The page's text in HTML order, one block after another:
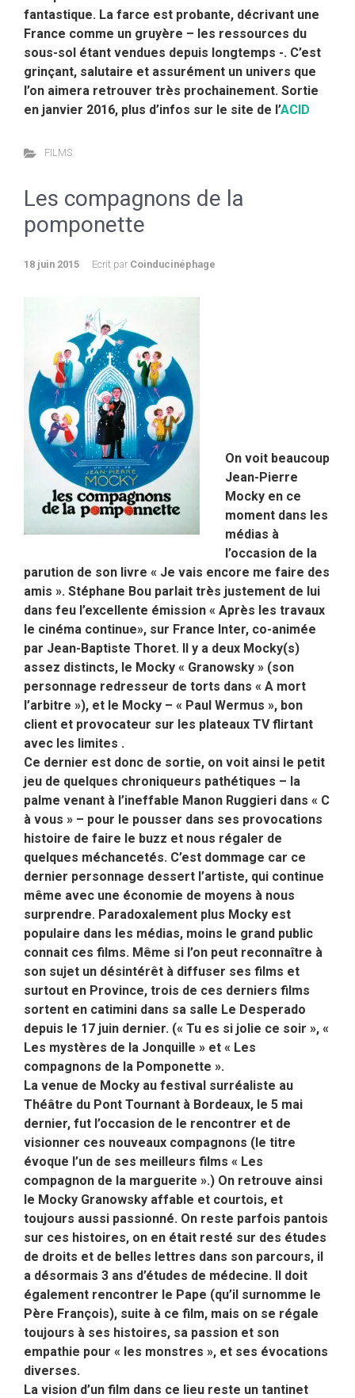
fantastique. La farce est probante, décrivant une
France comme un gruyère – les ressources du
sous-sol étant vendues depuis longtemps -. C’est
grinçant, salutaire et assurément un univers que
l’on aimera retrouver très prochainement. Sortie
en janvier 2016, plus d’infos sur le site de l’ACID
FILMS
Les compagnons de la
pomponette
18 juin 2015 Ecrit par Coinducinéphage
On voit beaucoup
Jean-Pierre
Mocky en ce
moment dans les
médias à
l’occasion de la
parution de son livre « Je vais encore me faire des
amis ». Stéphane Bou parlait très justement de lui
dans feu l’excellente émission « Après les travaux
le cinéma continue», sur France Inter, co-animée
par Jean-Baptiste Thoret. Il y a deux Mocky(s)
assez distincts, le Mocky « Granowsky » (son
personnage redresseur de torts dans « A mort
l’arbitre »), et le Mocky – « Paul Wermus », bon
client et provocateur sur les plateaux TV flirtant
avec les limites .
Ce dernier est donc de sortie, on voit ainsi le petit
jeu de quelques chroniqueurs pathétiques – la
palme venant à l’ineffable Manon Ruggieri dans « C
à vous » – pour le pousser dans ses provocations
histoire de faire le buzz et nous régaler de
quelques méchancetés. C’est dommage car ce
dernier personnage dessert l’artiste, qui continue
même avec une économie de moyens à nous
surprendre. Paradoxalement plus Mocky est
populaire dans les médias, moins le grand public
connait ces films. Même si l’on peut reconnaître à
son sujet un désintérêt à diffuser ses films et
surtout en Province, trois de ces derniers films
sortent en catimini dans sa salle Le Desperado
depuis le 17 juin dernier. (« Tu es si jolie ce soir », «
Les mystères de la Jonquille » et « Les
compagnons de la Pomponette ».
La venue de Mocky au festival surréaliste au
Théâtre du Pont Tournant à Bordeaux, le 5 mai
dernier, fut l’occasion de le rencontrer et de
visionner ces nouveaux compagnons (le titre
évoque l’un de ses meilleurs films « Les
compagnon de la marguerite ».) On retrouve ainsi
le Mocky Granowsky affable et courtois, et
toujours aussi passionné. On reste parfois pantois
sur ces histoires, on en était resté sur des études
de droits et de belles lettres dans son parcours, il
a désormais 3 ans d’études de médecine. Il doit
également rencontrer le Pape (qu’il surnomme le
Père François), suite à ce film, mais on se régale
toujours à ses histoires, sa passion et son
empathie pour « les monstres », et ses évocations
diverses.
La vision d’un film dans ce lieu reste un tantinet